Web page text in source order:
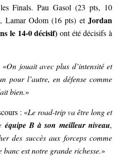
Finals. Pau Gasol (23 pts, 10
Lamar Odom (16 pts) et Jordan
le 14-0 décisif) ont été décisifs à
«On jouait avec plus d’intensité et
pour l’autre, en défense comme
bien.»
: «Le road-trip va être long et
équipe B à son meilleur niveau,
des succès aux forceps comme
est notre grande richesse.»